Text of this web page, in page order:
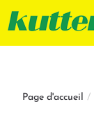
Page d'accueil